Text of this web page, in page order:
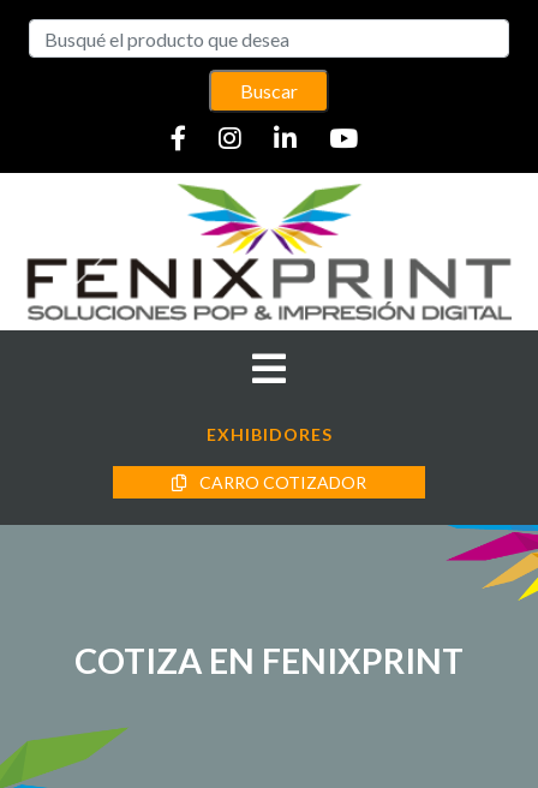
Buscar
EXHIBIDORES
CARRO COTIZADOR
COTIZA EN FENIXPRINT